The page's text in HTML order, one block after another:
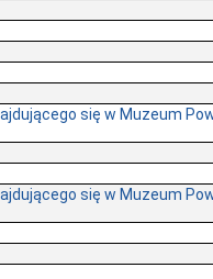
się w Muzeum
się w Muzeum